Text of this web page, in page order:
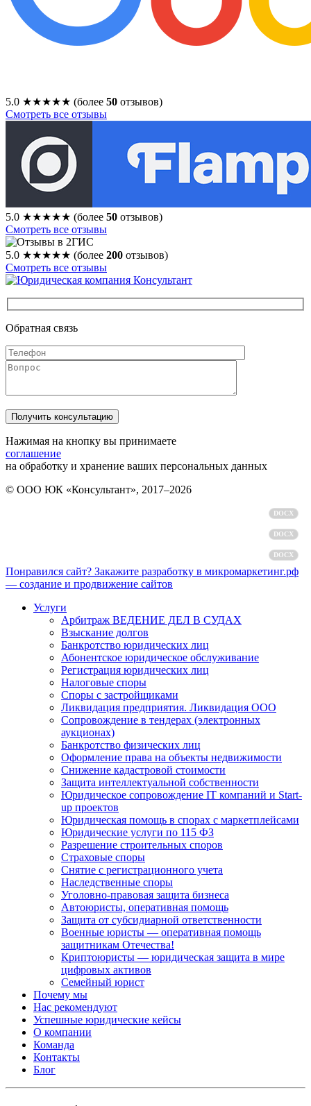
5.0 ★★★★★ (более 50 отзывов)
Смотреть все отзывы
5.0 ★★★★★ (более 50 отзывов)
Смотреть все отзывы
5.0 ★★★★★ (более 200 отзывов)
Смотреть все отзывы
Обратная связь
Нажимая на кнопку вы принимаете
соглашение
на обработку и хранение ваших персональных данных
© ООО ЮК «Консультант», 2017–2026
DOCX
DOCX
DOCX
Понравился сайт? Закажите разработку в микромаркетинг.рф
— создание и продвижение сайтов
Услуги
Арбитраж ВЕДЕНИЕ ДЕЛ В СУДАХ
Взыскание долгов
Банкротство юридических лиц
Абонентское юридическое обслуживание
Регистрация юридических лиц
Налоговые споры
Споры с застройщиками
Ликвидация предприятия. Ликвидация ООО
Сопровождение в тендерах (электронных
аукционах)
Банкротство физических лиц
Оформление права на объекты недвижимости
Снижение кадастровой стоимости
Защита интеллектуальной собственности
Юридическое сопровождение IT компаний и Start-
up проектов
Юридическая помощь в спорах с маркетплейсами
Юридические услуги по 115 ФЗ
Разрешение строительных споров
Страховые споры
Снятие с регистрационного учета
Наследственные споры
Уголовно-правовая защита бизнеса
Автоюристы, оперативная помощь
Защита от субсидиарной ответственности
Военные юристы — оперативная помощь
защитникам Отечества!
Криптоюристы — юридическая защита в мире
цифровых активов
Семейный юрист
Почему мы
Нас рекомендуют
Успешные юридические кейсы
О компании
Команда
Контакты
Блог